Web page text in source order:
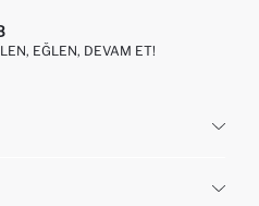
EĞLEN, DEVAM ET!